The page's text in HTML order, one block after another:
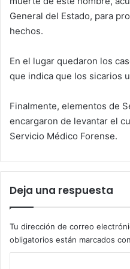
General del Estado, para
hechos.
En el lugar quedaron los
que indica que los sicarios
Finalmente, elementos de
encargaron de levantar el
Servicio Médico Forense.
Deja una respuesta
Tu dirección de correo
obligatorios están marcados con